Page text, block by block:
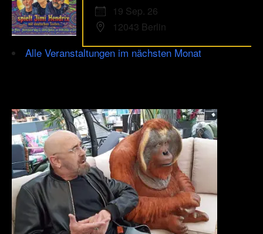
19 Sep. 26
12043 Berlin
Alle Veranstaltungen im nächsten Monat